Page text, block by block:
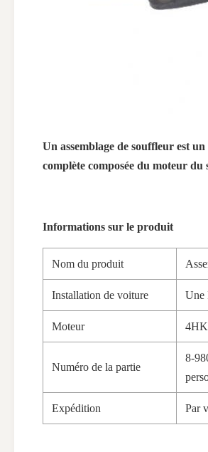
Un assemblage de souffleur est
complète composée du moteur
Informations sur le produit
Nom du produit
Installation de voiture Une
Moteur
Numéro de la partie
8-
Expédition Par